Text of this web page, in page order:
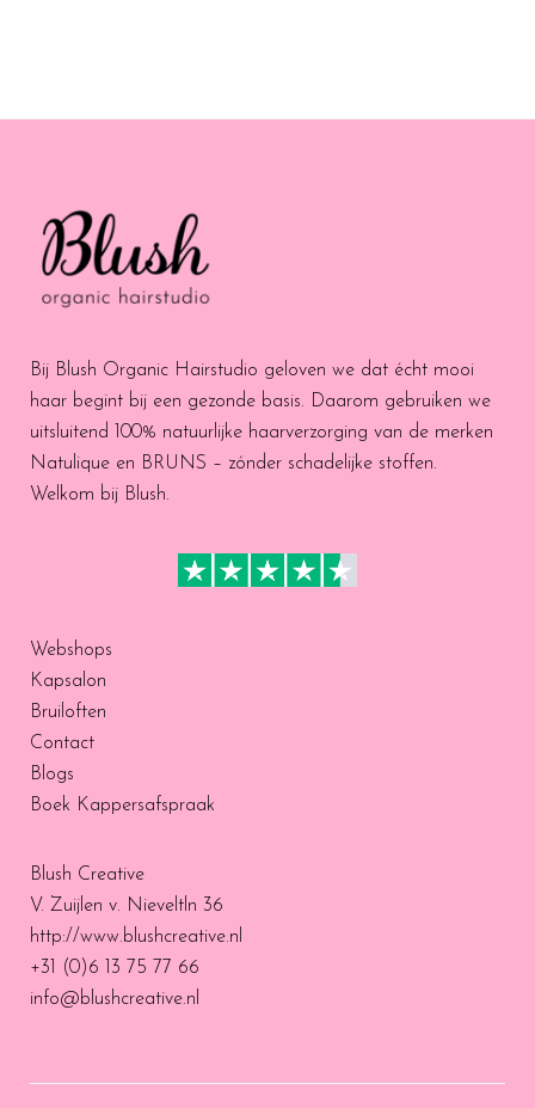
Bij Blush Organic Hairstudio geloven we dat écht mooi
haar begint bij een gezonde basis. Daarom gebruiken we
uitsluitend 100% natuurlijke haarverzorging van de merken
Natulique en BRUNS – zónder schadelijke stoffen.
Welkom bij Blush.
Webshops
Kapsalon
Bruiloften
Contact
Blogs
Boek Kappersafspraak
Blush Creative
V. Zuijlen v. Nieveltln 36
http://www.blushcreative.nl
+31 (0)6 13 75 77 66
info@blushcreative.nl